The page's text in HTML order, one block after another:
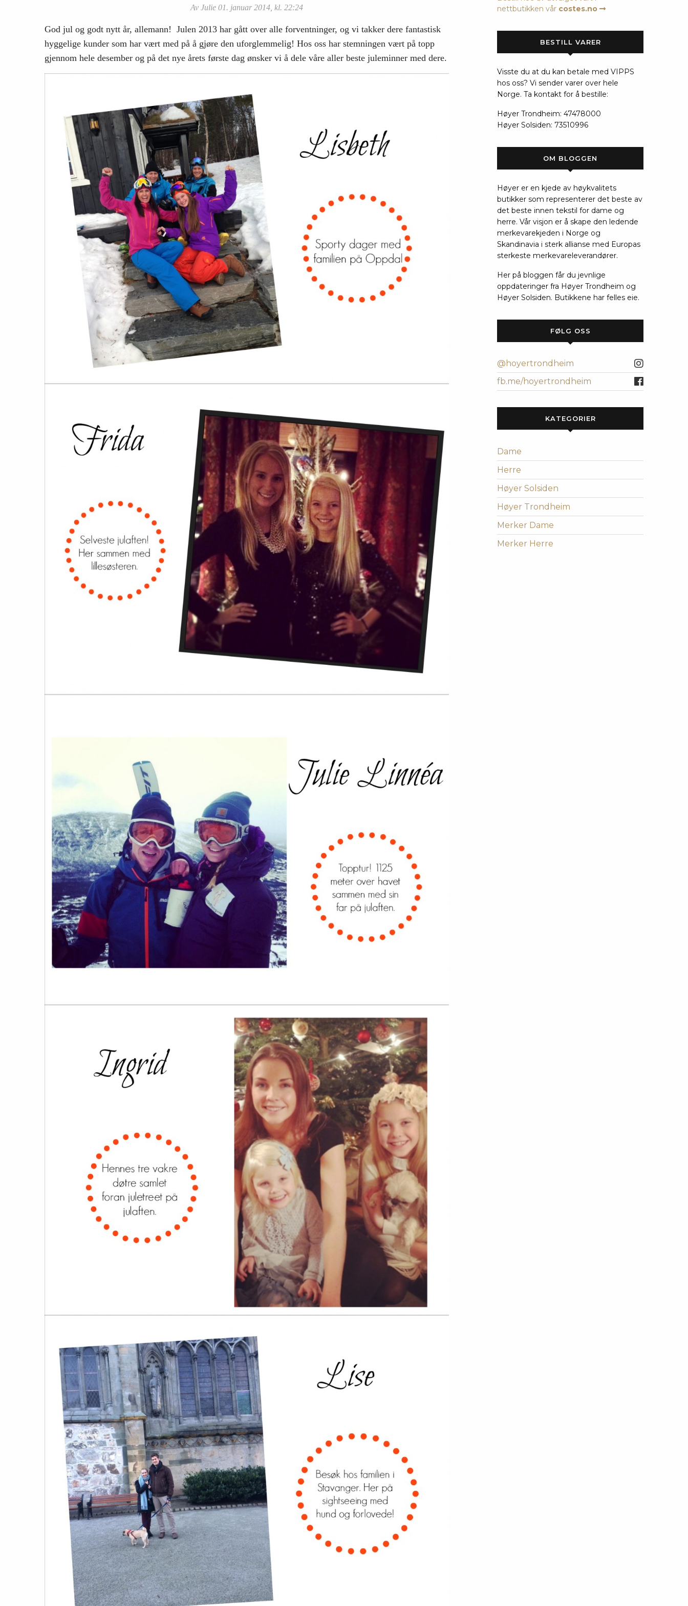
Av Julie 01. januar 2014, kl. 22:24
God jul og godt nytt år, allemann! Julen 2013 har gått over alle forventninger, og vi takker dere fantastisk
hyggelige kunder som har vært med på å gjøre den uforglemmelig! Hos oss har stemningen vært på topp
gjennom hele desember og på det nye årets første dag ønsker vi å dele våre aller beste juleminner med dere.
nettbutikken vår costes.no
BESTILL VARER
Visste du at du kan betale med VIPPS
hos oss? Vi sender varer over hele
Norge. Ta kontakt for å bestille:
Høyer Trondheim: 47478000
Høyer Solsiden: 73510996
OM BLOGGEN
Høyer er en kjede av høykvalitets
butikker som representerer det beste av
det beste innen tekstil for dame og
herre. Vår visjon er å skape den ledende
merkevarekjeden i Norge og
Skandinavia i sterk allianse med Europas
sterkeste merkevareleverandører.
Her på bloggen får du jevnlige
oppdateringer fra Høyer Trondheim og
Høyer Solsiden. Butikkene har felles eie.
FØLG OSS
@hoyertrondheim
fb.me/hoyertrondheim
KATEGORIER
Dame
Herre
Høyer Solsiden
Høyer Trondheim
Merker Dame
Merker Herre